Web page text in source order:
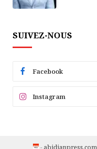
SUIVEZ-NOUS
Facebook
Instagram
- abidjanpress.com